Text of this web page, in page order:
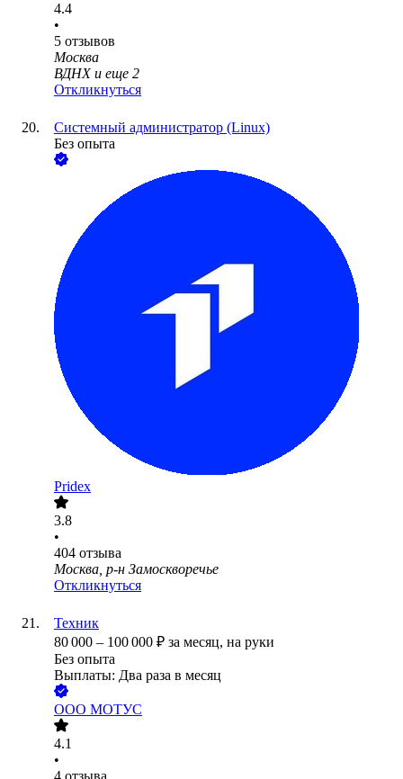
4.4
•
5 отзывов
Москва
ВДНХ и еще 2
Откликнуться
Cистемный администратор (Linux)
Без опыта
Pridex
3.8
•
404 отзыва
Москва, р-н Замоскворечье
Откликнуться
Техник
80 000 – 100 000 ₽ за месяц, на руки
Без опыта
Выплаты: Два раза в месяц
ООО МОТУС
4.1
•